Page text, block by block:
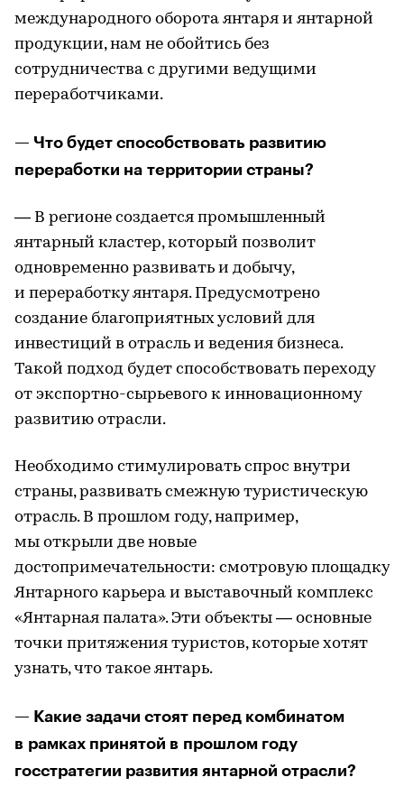
международного оборота янтаря и янтарной
продукции, нам не обойтись без
сотрудничества с другими ведущими
переработчиками.
— Что будет способствовать развитию
переработки на территории страны?
— В регионе создается промышленный
янтарный кластер, который позволит
одновременно развивать и добычу,
и переработку янтаря. Предусмотрено
создание благоприятных условий для
инвестиций в отрасль и ведения бизнеса.
Такой подход будет способствовать переходу
от экспортно-сырьевого к инновационному
развитию отрасли.
Необходимо стимулировать спрос внутри
страны, развивать смежную туристическую
отрасль. В прошлом году, например,
мы открыли две новые
достопримечательности: смотровую площадку
Янтарного карьера и выставочный комплекс
«Янтарная палата». Эти объекты — основные
точки притяжения туристов, которые хотят
узнать, что такое янтарь.
— Какие задачи стоят перед комбинатом
в рамках принятой в прошлом году
госстратегии развития янтарной отрасли?